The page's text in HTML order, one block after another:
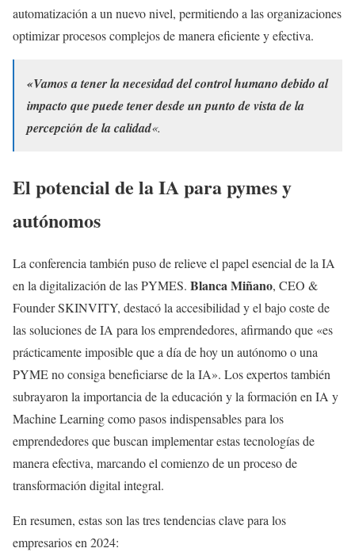
automatización a un nuevo nivel, permitiendo a las organizaciones
optimizar procesos complejos de manera eficiente y efectiva.
«Vamos a tener la necesidad del control humano debido al
impacto que puede tener desde un punto de vista de la
percepción de la calidad«.
El potencial de la IA para pymes y
autónomos
La conferencia también puso de relieve el papel esencial de la IA
en la digitalización de las PYMES. Blanca Miñano, CEO &
Founder SKINVITY, destacó la accesibilidad y el bajo coste de
las soluciones de IA para los emprendedores, afirmando que «es
prácticamente imposible que a día de hoy un autónomo o una
PYME no consiga beneficiarse de la IA». Los expertos también
subrayaron la importancia de la educación y la formación en IA y
Machine Learning como pasos indispensables para los
emprendedores que buscan implementar estas tecnologías de
manera efectiva, marcando el comienzo de un proceso de
transformación digital integral.
En resumen, estas son las tres tendencias clave para los
empresarios en 2024: